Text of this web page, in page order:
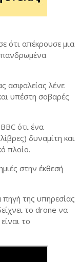
ότι απέκρουσε μια
ασφαλείας λένε
υπέστη σοβαρές
ότι ένα
δυναμίτη και
πλοίο.
στην έκθεσή
της υπηρεσίας
το drone να
το